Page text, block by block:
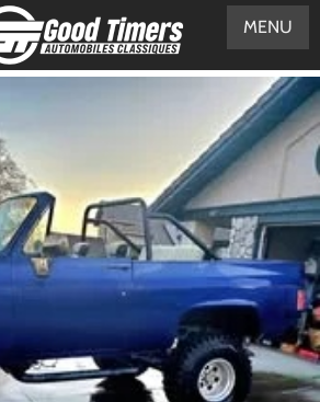
MENU